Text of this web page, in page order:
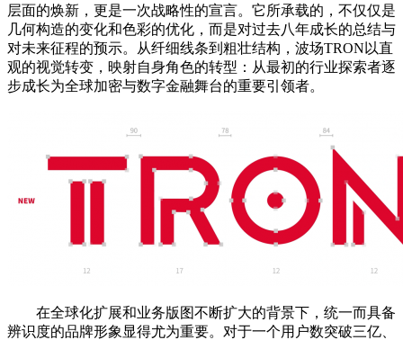
层面的焕新，更是一次战略性的宣言。它所承载的，不仅仅是
几何构造的变化和色彩的优化，而是对过去八年成长的总结与
对未来征程的预示。从纤细线条到粗壮结构，波场TRON以直
观的视觉转变，映射自身角色的转型：从最初的行业探索者逐
步成长为全球加密与数字金融舞台的重要引领者。
在全球化扩展和业务版图不断扩大的背景下，统一而具备
辨识度的品牌形象显得尤为重要。对于一个用户数突破三亿、